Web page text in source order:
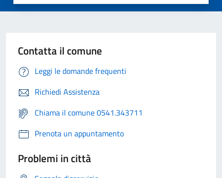
Contatta il comune
Leggi le domande frequenti
Richiedi Assistenza
Chiama il comune 0541.343711
Prenota un appuntamento
Problemi in città